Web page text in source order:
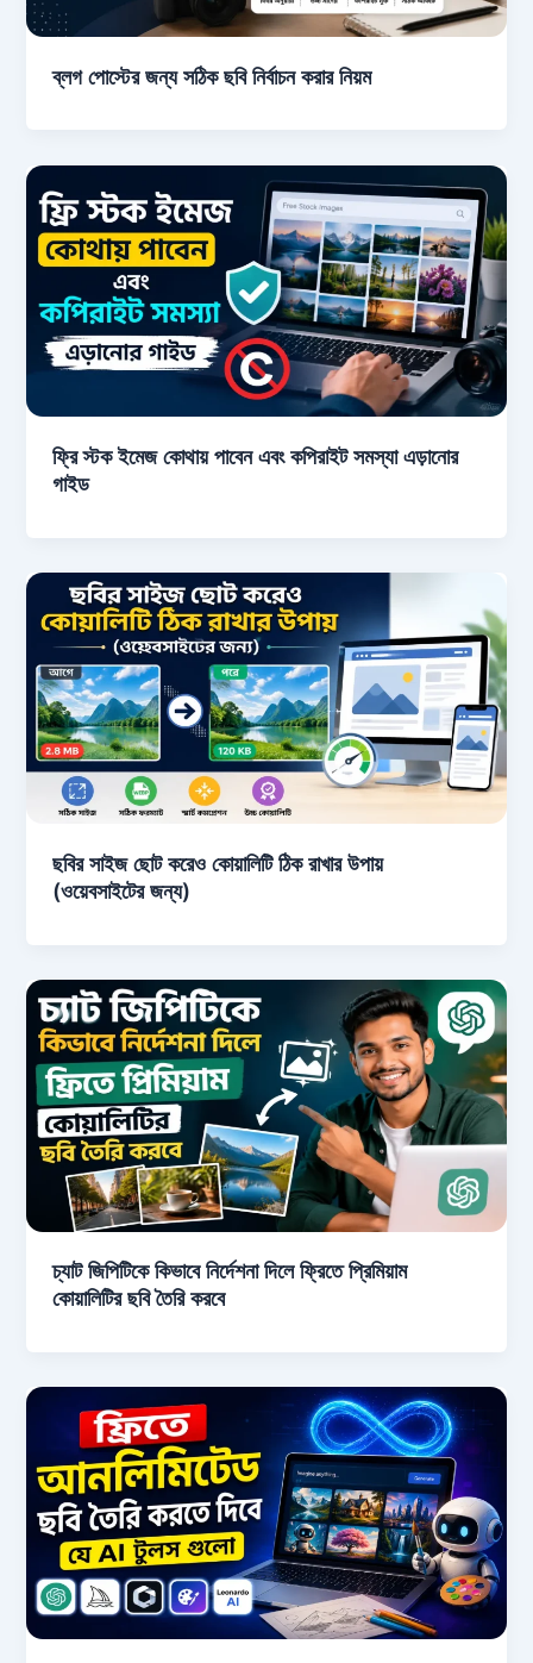
ব্লগ পোস্টের জন্য সঠিক ছবি নির্বাচন করার নিয়ম
ফ্রি স্টক ইমেজ কোথায় পাবেন এবং কপিরাইট সমস্যা এড়ানোর
গাইড
ছবির সাইজ ছোট করেও কোয়ালিটি ঠিক রাখার উপায়
(ওয়েবসাইটের জন্য)
চ্যাট জিপিটিকে কিভাবে নির্দেশনা দিলে ফ্রিতে প্রিমিয়াম
কোয়ালিটির ছবি তৈরি করবে